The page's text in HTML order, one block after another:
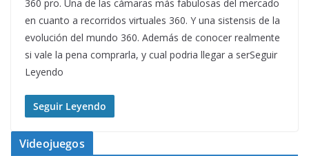
360 pro. Una de las cámaras más fabulosas del mercado
en cuanto a recorridos virtuales 360. Y una sistensis de la
evolución del mundo 360. Además de conocer realmente
si vale la pena comprarla, y cual podria llegar a serSeguir
Leyendo
Seguir Leyendo
Videojuegos